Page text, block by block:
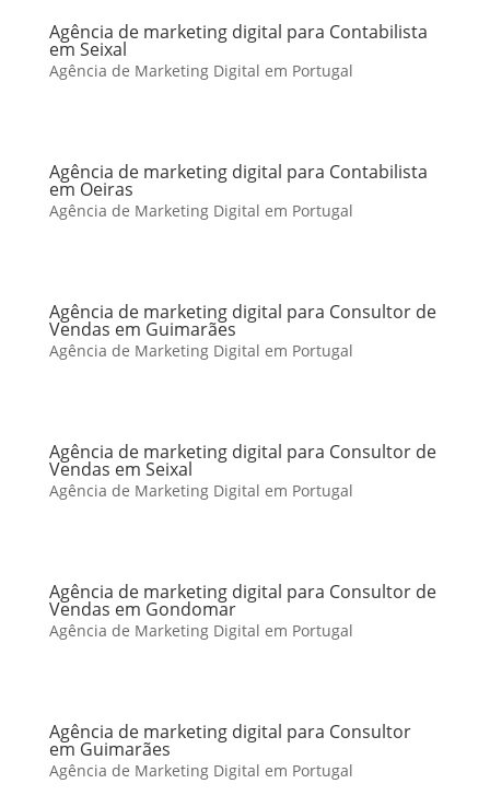
Agência de marketing digital para Contabilista
em Seixal
Agência de Marketing Digital em Portugal
Agência de marketing digital para Contabilista
em Oeiras
Agência de Marketing Digital em Portugal
Agência de marketing digital para Consultor de
Vendas em Guimarães
Agência de Marketing Digital em Portugal
Agência de marketing digital para Consultor de
Vendas em Seixal
Agência de Marketing Digital em Portugal
Agência de marketing digital para Consultor de
Vendas em Gondomar
Agência de Marketing Digital em Portugal
Agência de marketing digital para Consultor
em Guimarães
Agência de Marketing Digital em Portugal